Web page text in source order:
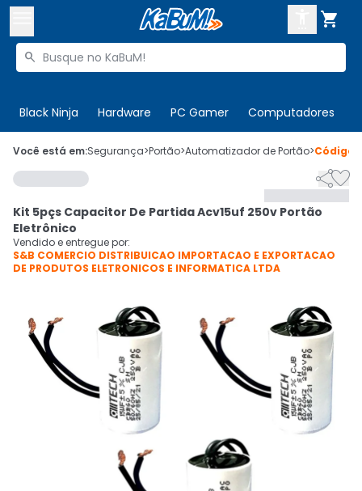

Buscar produtos

Black Ninja Hardware PC Gamer Computadores
 Olá. Acesse sua conta
 Departamentos
Cupons
 Mais Vendidos
CADASTRE-SE
Você está em:Segurança>Portão>Automatizador de Portão>Código

Kit 5pçs Capacitor De Partida Acv15uf 250v Portão
Eletrônico
Vendido e entregue por:
S&B COMERCIO DISTRIBUICAO IMPORTACAO E EXPORTACAO
DE PRODUTOS ELETRONICOS E INFORMATICA LTDA